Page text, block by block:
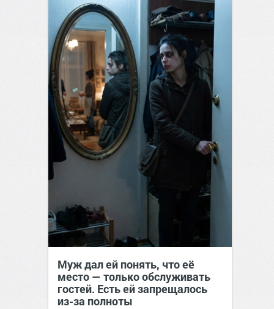
Муж дал ей понять, что её
место — только обслуживать
гостей. Есть ей запрещалось
из-за полноты